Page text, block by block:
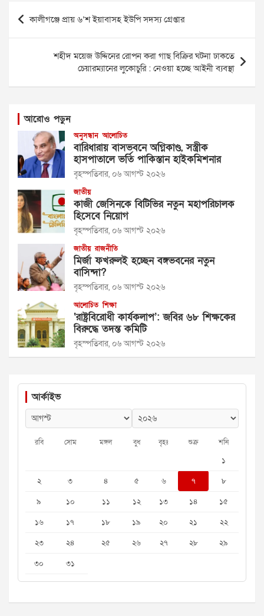
Post
navigation
কালীগঞ্জে প্রায় ৬’শ ইয়াবাসহ ইউপি সদস্য গ্রেপ্তার
শহীদ ময়েজ উদ্দিনের রোপন করা গাছ বিক্রির ঘটনা ঢাকতে
চেয়ারম্যানের লুকোচুরি : নেওয়া হচ্ছে আইনী ব্যবস্থা
আরোও পড়ুন
অনুসন্ধান আলোচিত
বারিধারায় বাসভবনে অগ্নিকাণ্ড, সস্ত্রীক
হাসপাতালে ভর্তি পাকিস্তান হাইকমিশনার
বৃহস্পতিবার, ০৬ আগস্ট ২০২৬
জাতীয়
কাজী জেসিনকে বিটিভির নতুন মহাপরিচালক
হিসেবে নিয়োগ
বৃহস্পতিবার, ০৬ আগস্ট ২০২৬
জাতীয় রাজনীতি
মির্জা ফখরুলই হচ্ছেন বঙ্গভবনের নতুন
বাসিন্দা?
বৃহস্পতিবার, ০৬ আগস্ট ২০২৬
আলোচিত শিক্ষা
‘রাষ্ট্রবিরোধী কার্যকলাপ’: জবির ৬৮ শিক্ষকের
বিরুদ্ধে তদন্ত কমিটি
বৃহস্পতিবার, ০৬ আগস্ট ২০২৬
আর্কাইভ
রবি সোম মঙ্গল বুধ বৃহঃ শুক্র শনি
১
২
৩ ৪ ৫ ৬ ৭
৮
৯
১০ ১১ ১২ ১৩ ১৪
১৫
১৬
১৭ ১৮ ১৯ ২০ ২১
২২
২৩
২৪ ২৫ ২৬ ২৭ ২৮
২৯
৩০
৩১